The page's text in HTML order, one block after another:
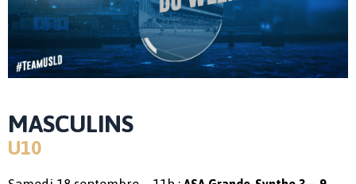
MASCULINS
U10